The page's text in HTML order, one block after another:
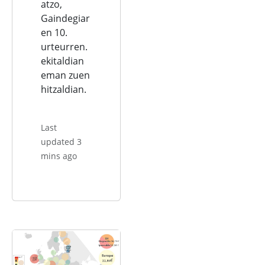
atzo,
Gaindegiar
en 10.
urteurren.
ekitaldian
eman zuen
hitzaldian.
Last
updated 3
mins ago